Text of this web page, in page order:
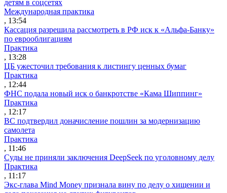
детям в соцсетях
Международная практика
, 13:54
Кассация разрешила рассмотреть в РФ иск к «Альфа-Банку»
по еврооблигациям
Практика
, 13:28
ЦБ ужесточил требования к листингу ценных бумаг
Практика
, 12:44
ФНС подала новый иск о банкротстве «Кама Шиппинг»
Практика
, 12:17
ВС подтвердил доначисление пошлин за модернизацию
самолета
Практика
, 11:46
Суды не приняли заключения DeepSeek по уголовному делу
Практика
, 11:17
Экс-глава Mind Money признала вину по делу о хищении и